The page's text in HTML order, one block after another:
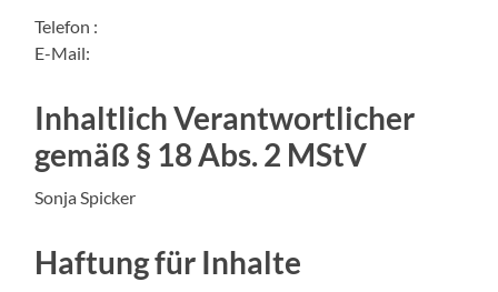
Telefon :
E-Mail:
Inhaltlich Verantwortlicher
gemäß § 18 Abs. 2 MStV
Sonja Spicker
Haftung für Inhalte